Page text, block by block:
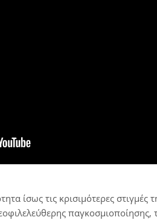
ίσως τις κρισιμότερες στιγμές
παγκοσμιοποίησης,